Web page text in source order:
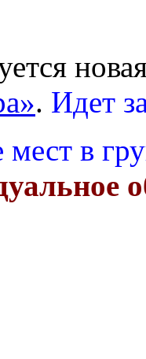
. Идет
мест в